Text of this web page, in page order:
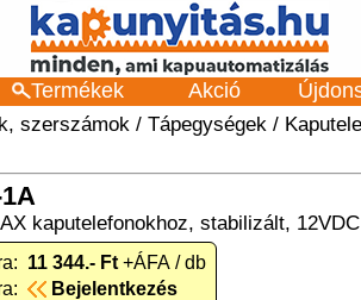
Termékek Akció
szerszámok / Tápegységek /
kaputelefonokhoz, stabilizált,
11 344.- Ft +ÁFA / db
Bejelentkezés